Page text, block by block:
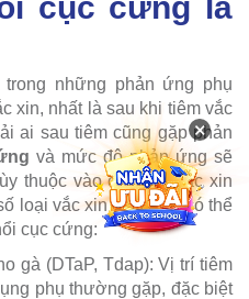
những phản ứng phụ
xin, nhất là sau khi tiêm vắc
ai sau tiêm cũng gặp phản
và mức độ phản ứng sẽ
thuộc vào các loại vắc xin
loại vắc xin phổ biến có thể
cục cứng:
gà (DTaP, Tdap): Vị trí tiêm
phụ thường gặp, đặc biệt
×